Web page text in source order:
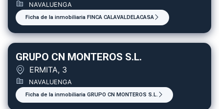
NAVALUENGA
Ficha de la inmobiliaria FINCA CALAVALDELACASA
GRUPO CN MONTEROS S.L.
ERMITA, 3
NAVALUENGA
Ficha de la inmobiliaria GRUPO CN MONTEROS S.L.